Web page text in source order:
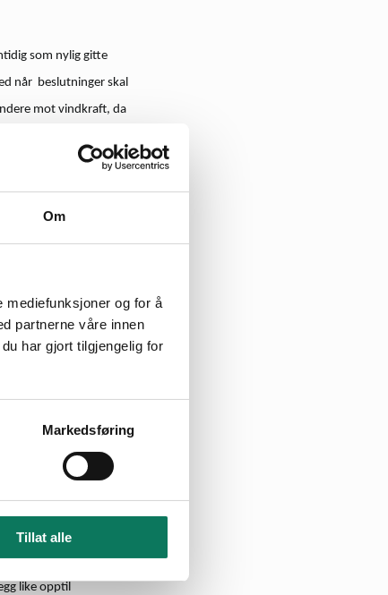
Om
mediefunksjoner og for å
partnerne våre innen
har gjort tilgjengelig for
Markedsføring
Tillat alle
som nylig gitte
når beslutninger skal
mot vindkraft, da
areal egnet for
flere områder som
like opptil